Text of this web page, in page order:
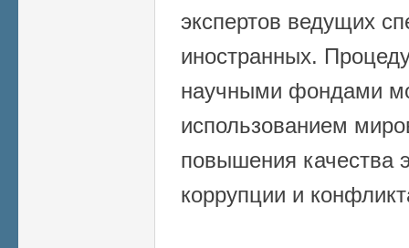
экспертов ведущих
иностранных.
научными фондами
использованием
повышения качества
коррупции и